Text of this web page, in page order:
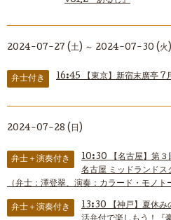
2024-07-27 (土) ～ 2024-07-30 (火)
弁士付き 16:45 【東京】新宿末廣亭 7
2024-07-28 (日)
弁士＋演奏付き 10:30
【名古屋】第
名古屋 ミッドランドス
（弁士：澤登翠、演奏：カラード・モノト
弁士＋演奏付き 13:30
【神戸】夏休